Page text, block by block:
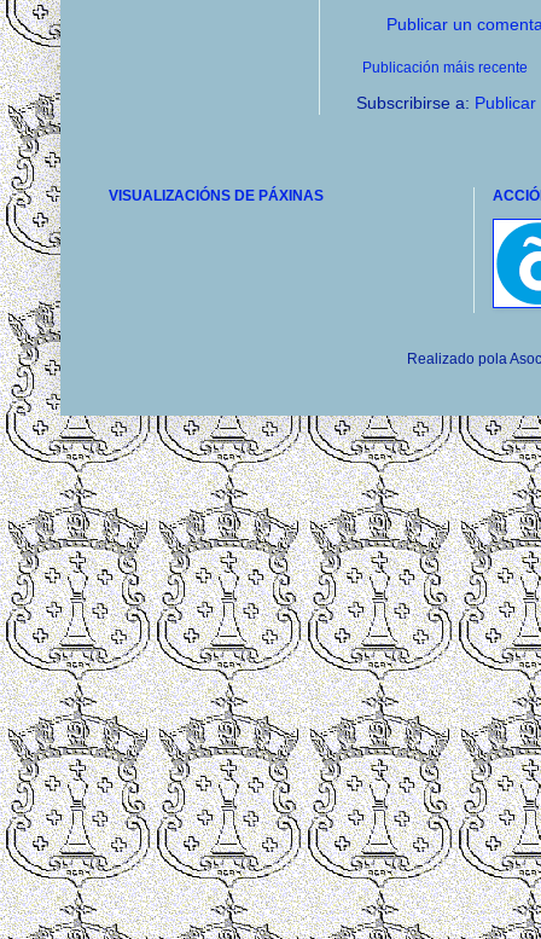
Publicar un
Publicación máis recente
Subscribirse a:
VISUALIZACIÓNS DE PÁXINAS
Realizado pola